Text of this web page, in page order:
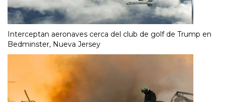
Interceptan aeronaves cerca del club de golf de Trump en
Bedminster, Nueva Jersey